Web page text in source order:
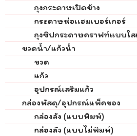
ถุงกระดาษเปิดข้าง
กระดาษห่อเเฮมเบอร์เกอร์
ถุงซิปกระดาษคราฟท์แบบใ
ขวดน้ำ/แก้วน้ำ
ขวด
แก้ว
อุปกรณ์เสริมแก้ว
กล่องพัสดุ/อุปกรณ์แพ็คของ
กล่องลัง (แบบพิมพ์)
กล่องลัง (แบบไม่พิมพ์)